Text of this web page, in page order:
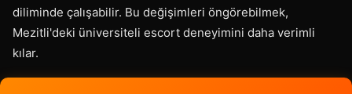
diliminde çalışabilir. Bu değişimleri öngörebilmek,
Mezitli'deki üniversiteli escort deneyimini daha verimli
kılar.